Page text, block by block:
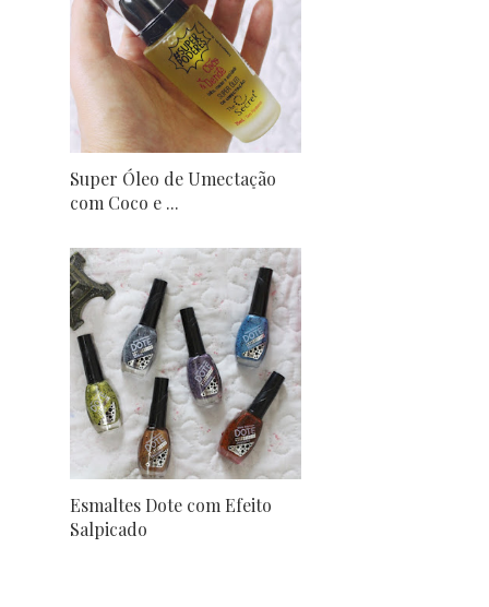
Super Óleo de Umectação
com Coco e ...
Esmaltes Dote com Efeito
Salpicado